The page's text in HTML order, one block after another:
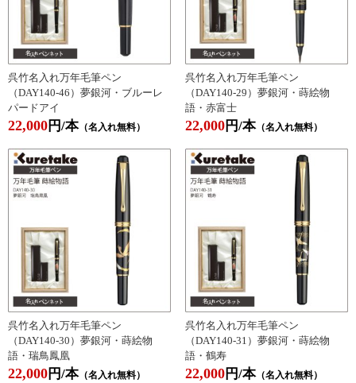
呉竹名入れ万年毛筆ペン
（DAY140-46）夢銀河・ブルーレ
パードアイ
22,000円/本（名入れ無料）
呉竹名入れ万年毛筆ペン
（DAY140-29）夢銀河・蒔絵物
語・赤富士
22,000円/本（名入れ無料）
呉竹名入れ万年毛筆ペン
（DAY140-30）夢銀河・蒔絵物
語・瑞鳥鳳凰
22,000円/本（名入れ無料）
呉竹名入れ万年毛筆ペン
（DAY140-31）夢銀河・蒔絵物
語・鶴寿
22,000円/本（名入れ無料）